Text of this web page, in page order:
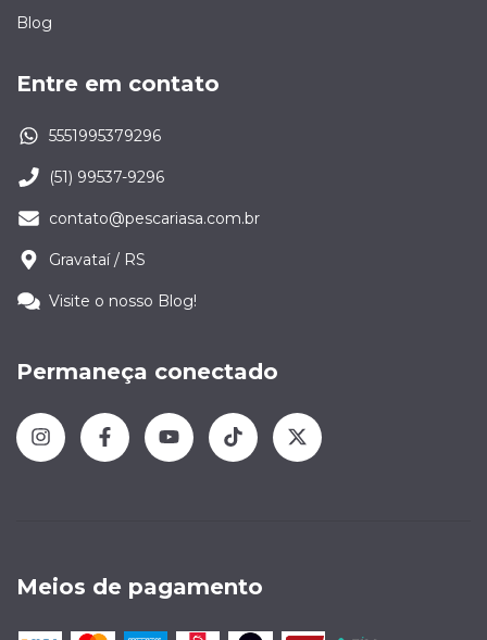
Blog
Entre em contato
5551995379296
(51) 99537-9296
contato@pescariasa.com.br
Gravataí / RS
Visite o nosso Blog!
Permaneça conectado
Meios de pagamento